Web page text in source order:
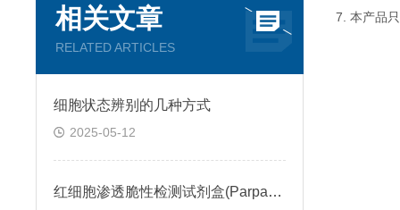
相关文章
RELATED ARTICLES
细胞状态辨别的几种方式
2025-05-12
红细胞渗透脆性检测试剂盒(Parpart比色法)
7. 本产品